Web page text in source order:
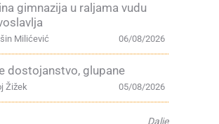
gimnazija u raljama vudu
06/08/2026
Milićević
dostojanstvo, glupane
05/08/2026
Žižek
Dalje